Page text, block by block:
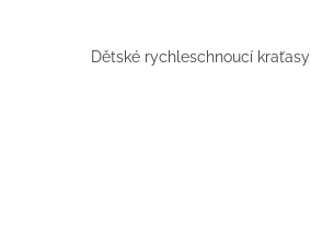
Dětské rychleschnoucí kraťasy